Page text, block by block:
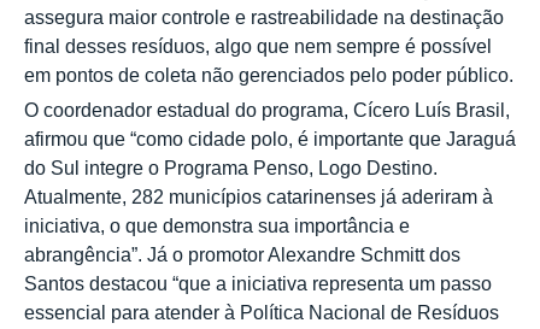
assegura maior controle e rastreabilidade na destinação
final desses resíduos, algo que nem sempre é possível
em pontos de coleta não gerenciados pelo poder público.
O coordenador estadual do programa, Cícero Luís Brasil,
afirmou que “como cidade polo, é importante que Jaraguá
do Sul integre o Programa Penso, Logo Destino.
Atualmente, 282 municípios catarinenses já aderiram à
iniciativa, o que demonstra sua importância e
abrangência”. Já o promotor Alexandre Schmitt dos
Santos destacou “que a iniciativa representa um passo
essencial para atender à Política Nacional de Resíduos